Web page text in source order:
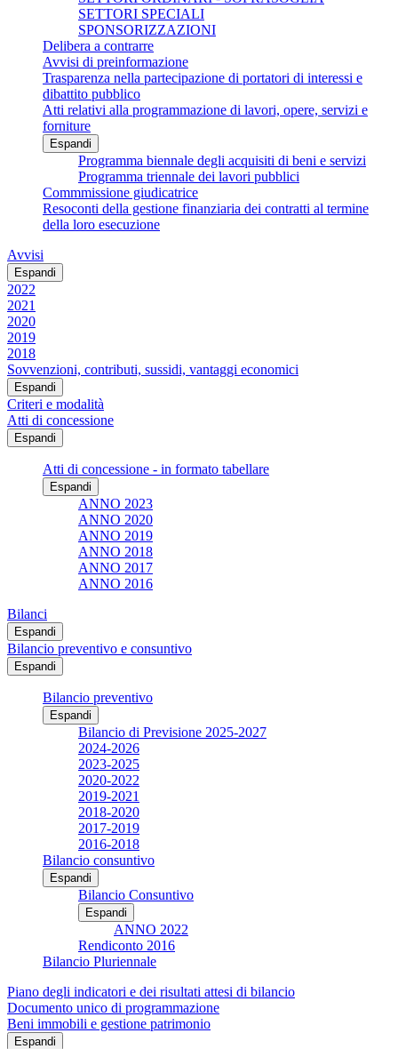
SETTORI SPECIALI
SPONSORIZZAZIONI
Delibera a contrarre
Avvisi di preinformazione
Trasparenza nella partecipazione di portatori di interessi e
dibattito pubblico
Atti relativi alla programmazione di lavori, opere, servizi e
forniture
Espandi
Programma biennale degli acquisiti di beni e servizi
Programma triennale dei lavori pubblici
Commmissione giudicatrice
Resoconti della gestione finanziaria dei contratti al termine
della loro esecuzione
Avvisi
Espandi
2022
2021
2020
2019
2018
Sovvenzioni, contributi, sussidi, vantaggi economici
Espandi
Criteri e modalità
Atti di concessione
Espandi
Atti di concessione - in formato tabellare
Espandi
ANNO 2023
ANNO 2020
ANNO 2019
ANNO 2018
ANNO 2017
ANNO 2016
Bilanci
Espandi
Bilancio preventivo e consuntivo
Espandi
Bilancio preventivo
Espandi
Bilancio di Previsione 2025-2027
2024-2026
2023-2025
2020-2022
2019-2021
2018-2020
2017-2019
2016-2018
Bilancio consuntivo
Espandi
Bilancio Consuntivo
Espandi
ANNO 2022
Rendiconto 2016
Bilancio Pluriennale
Piano degli indicatori e dei risultati attesi di bilancio
Documento unico di programmazione
Beni immobili e gestione patrimonio
Espandi